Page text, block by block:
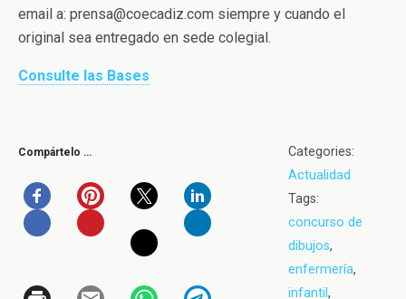
email a: prensa@coecadiz.com siempre y cuando el
original sea entregado en sede colegial.
Consulte las Bases
Compártelo …
Categories:
Actualidad
Tags:
concurso de
dibujos,
enfermería,
infantil ,